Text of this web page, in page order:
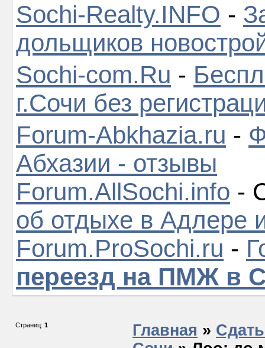
Sochi-Realty.INFO -
дольщиков
Sochi-com.Ru -
г.Сочи без
Forum-Abkhazia.ru -
Абхазии - отзывы
Forum.AllSochi.info -
об отдыхе в Адлере
Forum.ProSochi.ru -
переезд на ПМЖ в
Страниц: 1 Главная »